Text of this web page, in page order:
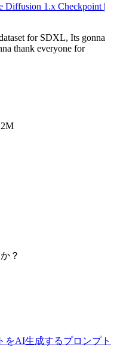
Diffusion 1.x Checkpoint |
for SDXL, Its gonna
thank everyone for
？